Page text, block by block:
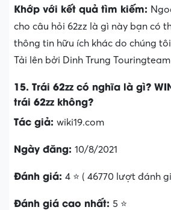
Khớp với kết quả tìm kiếm:
cho câu hỏi 62zz là gì này bạn có
thông tin hữu ích khác do chúng tôi
Tải lên bởi Dinh Trung
15. Trái 62zz có nghĩa là gì?
trái 62zz không?
Tác giả: wiki19.com
Ngày đăng: 10/8/2021
Đánh giá: 4 ⭐ ( 46770 lượt đánh
Đánh giá cao nhất: 5 ⭐